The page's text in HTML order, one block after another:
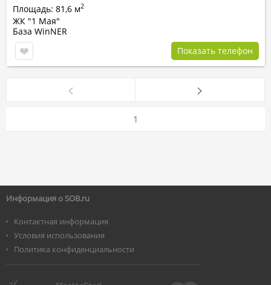
Площадь: 81,6 м2
ЖК "1 Мая"
База WinNER
Показать телефон
1
Информация о SOB.ru
Контактная информация
Условия использования
Политика конфиденциальности